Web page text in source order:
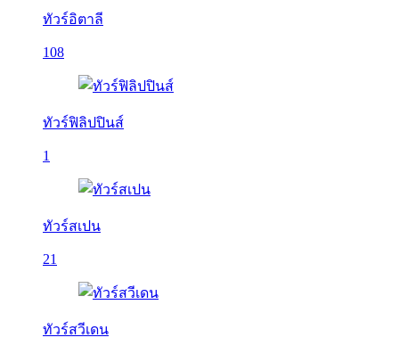
ทัวร์อิตาลี
108
ทัวร์ฟิลิปปินส์
1
ทัวร์สเปน
21
ทัวร์สวีเดน